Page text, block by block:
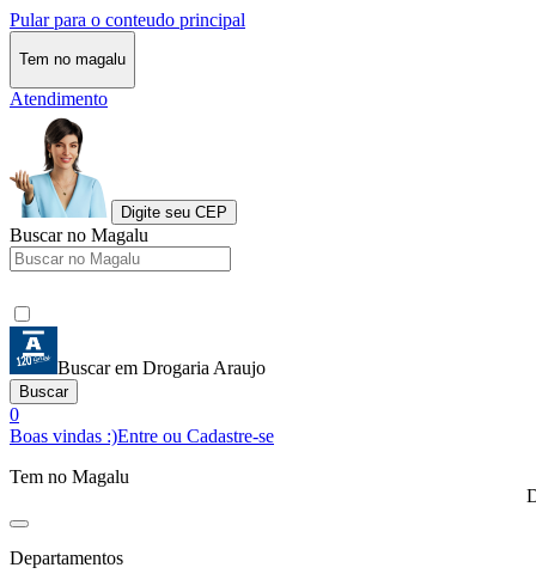
Pular para o conteudo principal
Tem no magalu
Atendimento
Digite seu CEP
Buscar no Magalu
Buscar em Drogaria Araujo
Buscar
0
Boas vindas :)Entre ou Cadastre-se
Tem no Magalu
Departamentos